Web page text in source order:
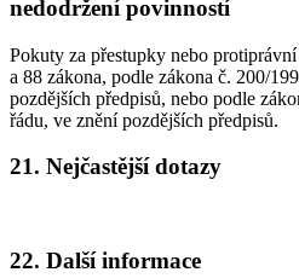
nedodržení povinností
Pokuty za přestupky nebo
a 88 zákona, podle zákona č. 200/
pozdějších předpisů, nebo podle
řádu, ve znění pozdějších předpisů.
21. Nejčastější dotazy
22. Další informace